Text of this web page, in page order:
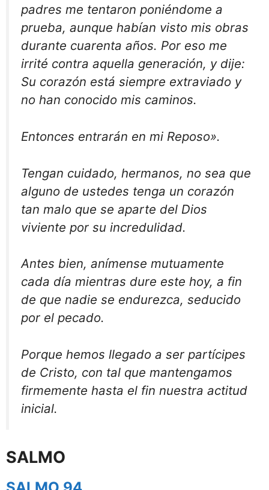
padres me tentaron poniéndome a
prueba, aunque habían visto mis obras
durante cuarenta años. Por eso me
irrité contra aquella generación, y dije:
Su corazón está siempre extraviado y
no han conocido mis caminos.
Entonces entrarán en mi Reposo».
Tengan cuidado, hermanos, no sea que
alguno de ustedes tenga un corazón
tan malo que se aparte del Dios
viviente por su incredulidad.
Antes bien, anímense mutuamente
cada día mientras dure este hoy, a fin
de que nadie se endurezca, seducido
por el pecado.
Porque hemos llegado a ser partícipes
de Cristo, con tal que mantengamos
firmemente hasta el fin nuestra actitud
inicial.
SALMO